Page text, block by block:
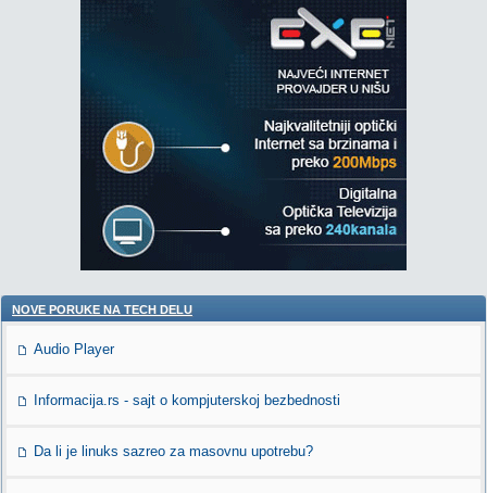
NOVE PORUKE NA TECH DELU
Audio Player
Informacija.rs - sajt o kompjuterskoj bezbednosti
Da li je linuks sazreo za masovnu upotrebu?